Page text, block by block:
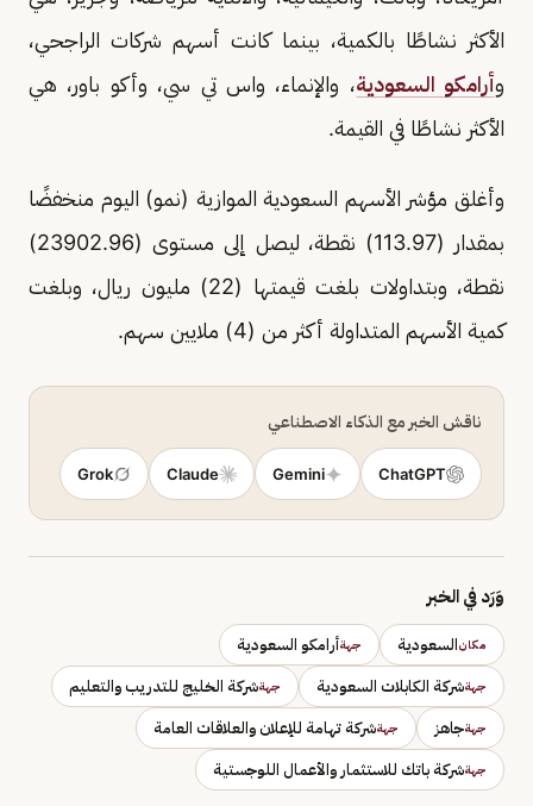
الأكثر نشاطًا بالكمية، بينما كانت أسهم شركات الراجحي،
وأرامكو السعودية، والإنماء، واس تي سي، وأكو باور، هي
الأكثر نشاطًا في القيمة.
وأغلق مؤشر الأسهم السعودية الموازية (نمو) اليوم منخفضًا
بمقدار (113.97) نقطة، ليصل إلى مستوى (23902.96)
نقطة، وبتداولات بلغت قيمتها (22) مليون ريال، وبلغت
كمية الأسهم المتداولة أكثر من (4) ملايين سهم.
ناقش الخبر مع الذكاء الاصطناعي
ChatGPT
Gemini
Claude
Grok
وَرَد في الخبر
مكانالسعودية جهةأرامكو السعودية
جهةشركة الكابلات السعودية جهةشركة الخليج للتدريب والتعليم
جهةجاهز جهةشركة تهامة للإعلان والعلاقات العامة
جهةشركة باتك للاستثمار والأعمال اللوجستية